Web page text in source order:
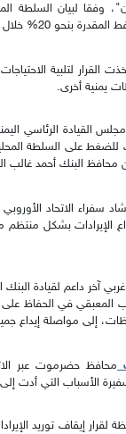
وفقا لبيان السلطة
خلال السنوات الماضية.
القرار لتلبية
يمنية أخرى.
الرئاسي اليمني
محافظ البنك أحمد غالب
سفراء الاتحاد
الإيرادات بشكل
المعبقي في الحفاظ
إلى مواصلة إيداع
محافظ حضرموت عبر
الأسباب التي أدت إلى
لقرار إيقاف توريد